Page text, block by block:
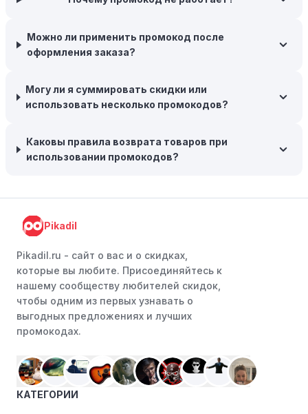
время межсезонных распродаж, когда магазины
предлагают большие скидки, чтобы освободить
складские запасы. Планируйте заранее и покупайте
продаже.
доставку, что позволяет сэкономить. Некоторые
магазины предоставляют бесплатную доставку при
Следите за социальными сетями:
Сервис в социальных сетях, таких как VK, Facebook или
Instagram. Ритейлеры часто делятся со своими
подписчиками эксклюзивными кодами скидок или
акциями.
Программы лояльности:Присоединяйтесь к
программам лояльности, предлагаемым интернет-
преимуществами, как скидки только для участников,
ранний доступ к распродажам или эксклюзивным
акциям.
Можно ли применить промокод после
оформления заказа?
Могу ли я суммировать скидки или
использовать несколько промокодов?
Каковы правила возврата товаров при
использовании промокодов?
Pikadil
Pikadil.ru - cайт о вас и о скидках,
которые вы любите. Присоединяйтесь к
нашему сообществу любителей скидок,
чтобы одним из первых узнавать о
выгодных предложениях и лучших
промокодах.
КАТЕГОРИИ